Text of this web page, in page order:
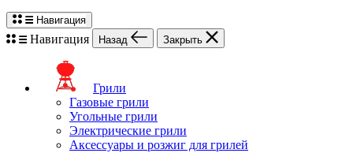
Навигация
Навигация Назад Закрыть
Грили
Газовые грили
Угольные грили
Электрические грили
Аксессуары и розжиг для грилей